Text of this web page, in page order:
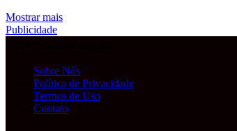
Mostrar mais
Publicidade
Sobre Nós
Política de Privacidade
Termos de Uso
Contato